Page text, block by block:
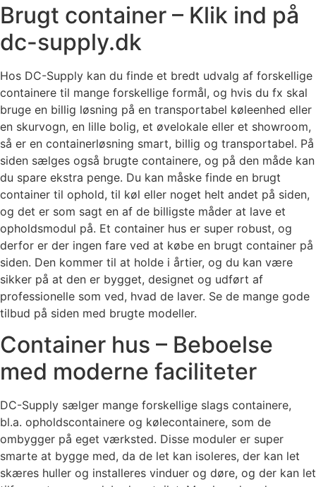
Brugt container – Klik ind på
dc-supply.dk
Hos DC-Supply kan du finde et bredt udvalg af forskellige
containere til mange forskellige formål, og hvis du fx skal
bruge en billig løsning på en transportabel køleenhed eller
en skurvogn, en lille bolig, et øvelokale eller et showroom,
så er en containerløsning smart, billig og transportabel. På
siden sælges også brugte containere, og på den måde kan
du spare ekstra penge. Du kan måske finde en brugt
container til ophold, til køl eller noget helt andet på siden,
og det er som sagt en af de billigste måder at lave et
opholdsmodul på. Et container hus er super robust, og
derfor er der ingen fare ved at købe en brugt container på
siden. Den kommer til at holde i årtier, og du kan være
sikker på at den er bygget, designet og udført af
professionelle som ved, hvad de laver. Se de mange gode
tilbud på siden med brugte modeller.
Container hus – Beboelse
med moderne faciliteter
DC-Supply sælger mange forskellige slags containere,
bl.a. opholdscontainere og kølecontainere, som de
ombygger på eget værksted. Disse moduler er super
smarte at bygge med, da de let kan isoleres, der kan let
skæres huller og installeres vinduer og døre, og der kan let